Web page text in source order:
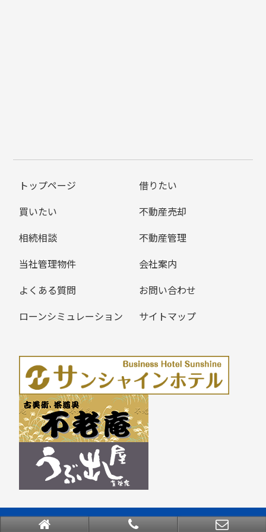
トップページ
借りたい
買いたい
不動産売却
相続相談
不動産管理
当社管理物件
会社案内
よくある質問
お問い合わせ
ローンシミュレーション
サイトマップ
Copyright © 育栄不動産株式会社 All rights Reserved.